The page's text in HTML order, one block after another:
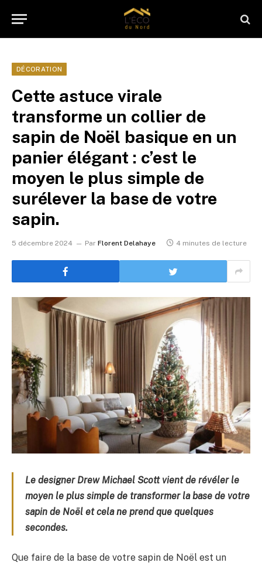
DÉCORATION
Cette astuce virale
transforme un collier de
sapin de Noël basique en un
panier élégant : c’est le
moyen le plus simple de
surélever la base de votre
sapin.
5 décembre 2024 Par Florent Delahaye 4 minutes de lecture
Le designer Drew Michael Scott vient de révéler le
moyen le plus simple de transformer la base de votre
sapin de Noël et cela ne prend que quelques
secondes.
Que faire de la base de votre sapin de Noël est un